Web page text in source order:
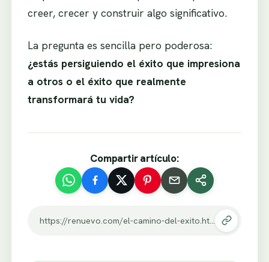
creer, crecer y construir algo significativo.
La pregunta es sencilla pero poderosa:
¿estás persiguiendo el éxito que impresiona
a otros o el éxito que realmente
transformará tu vida?
Compartir artículo:
https://renuevo.com/el-camino-del-exito.html